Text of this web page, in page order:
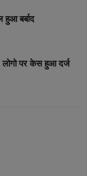
बर्बाद
पर केस हुआ दर्ज